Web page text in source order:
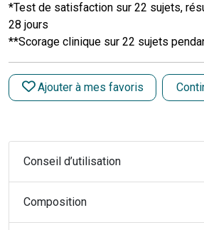
*Test de satisfaction sur 22 sujets,
28 jours
**Scorage clinique sur 22 sujets
Ajouter à mes favoris
Conseil d’utilisation
Composition